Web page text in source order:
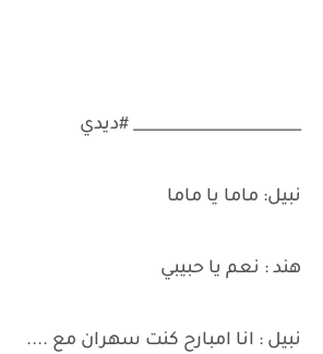
______________________ #ديدي
نبيل: ماما يا ماما
هند : نعم يا حبيبي
نبيل : انا امبارح كنت سهران مع ....